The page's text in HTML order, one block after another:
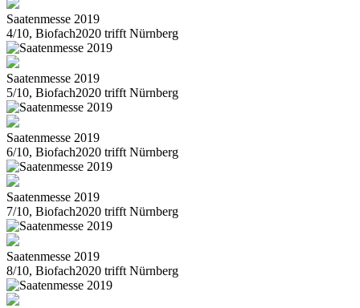
Saatenmesse 2019
4/10, Biofach2020 trifft Nürnberg
Saatenmesse 2019
5/10, Biofach2020 trifft Nürnberg
Saatenmesse 2019
6/10, Biofach2020 trifft Nürnberg
Saatenmesse 2019
7/10, Biofach2020 trifft Nürnberg
Saatenmesse 2019
8/10, Biofach2020 trifft Nürnberg